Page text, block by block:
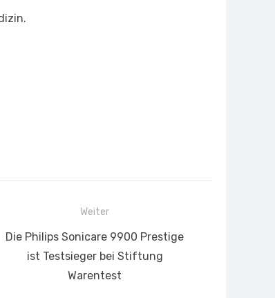
Weiter
Nächster
Beitrag:
Die Philips Sonicare 9900 Prestige
ist Testsieger bei Stiftung
Warentest